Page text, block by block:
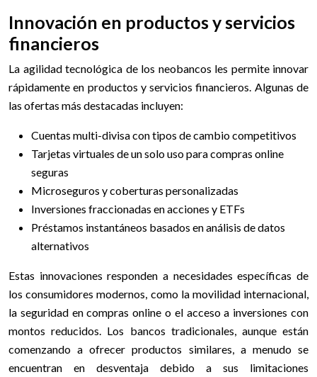
Innovación en productos y servicios
financieros
La agilidad tecnológica de los neobancos les permite innovar
rápidamente en productos y servicios financieros. Algunas de
las ofertas más destacadas incluyen:
Cuentas multi-divisa con tipos de cambio competitivos
Tarjetas virtuales de un solo uso para compras online
seguras
Microseguros y coberturas personalizadas
Inversiones fraccionadas en acciones y ETFs
Préstamos instantáneos basados en análisis de datos
alternativos
Estas innovaciones responden a necesidades específicas de
los consumidores modernos, como la movilidad internacional,
la seguridad en compras online o el acceso a inversiones con
montos reducidos. Los bancos tradicionales, aunque están
comenzando a ofrecer productos similares, a menudo se
encuentran en desventaja debido a sus limitaciones